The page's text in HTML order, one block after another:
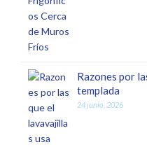
Razones por
templada
24 junio, 2026